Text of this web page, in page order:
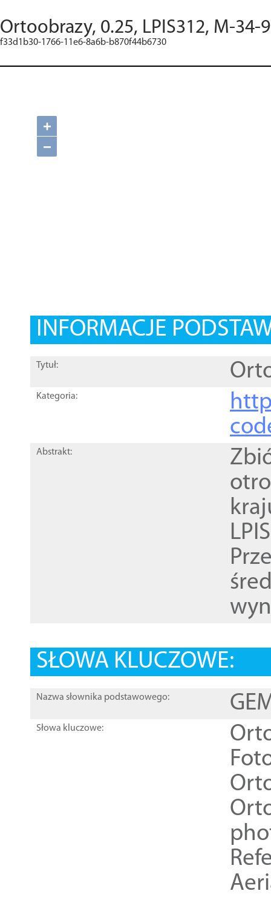
Ortoobrazy, 0.25, LPIS312, M-34-
f33d1b30-1766-11e6-8a6b-b870f44b6730
+
−
INFORMACJE
Tytuł:
Kategoria:
Abstrakt:
SŁOWA KLUCZOWE:
Nazwa słownika podstawowego:
Słowa kluczowe: